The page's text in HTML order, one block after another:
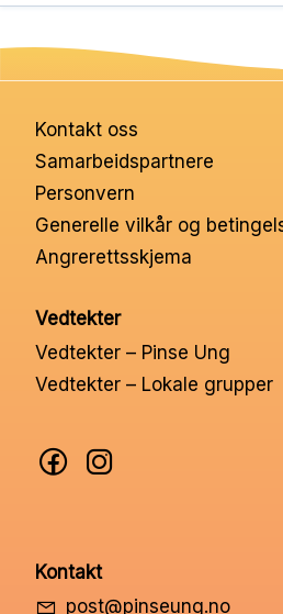
Kontakt oss
Samarbeidspartnere
Personvern
Generelle vilkår og
Angrerettsskjema
Vedtekter
Vedtekter – Pinse Ung
Vedtekter – Lokale grupper
Kontakt
post@pinseung.no
Hva vi gjør
Ressurser
Nettbutikk
Kontakt oss
Min konto